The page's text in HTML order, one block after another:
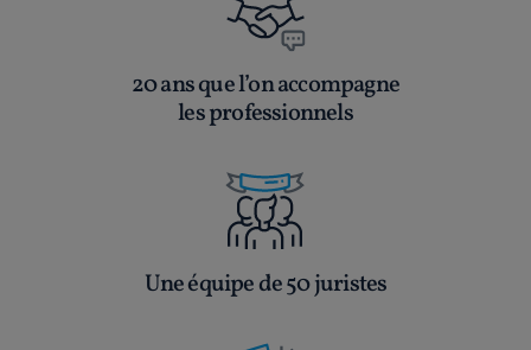
20 ans que l’on accompagne
les professionnels
Une équipe de 50 juristes